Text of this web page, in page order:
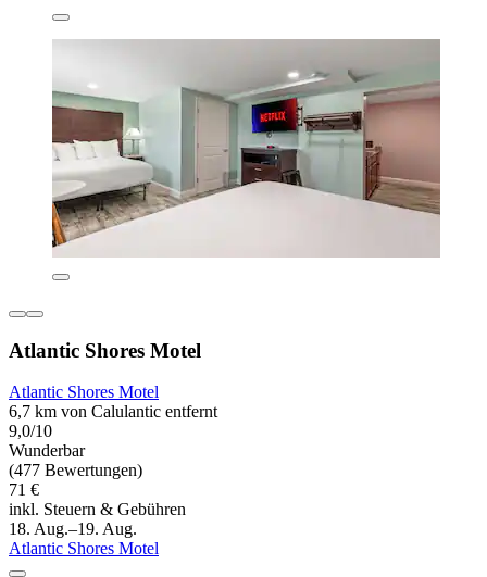
Atlantic Shores Motel
Atlantic Shores Motel
6,7 km von Calulantic entfernt
9,0/10
Wunderbar
(477 Bewertungen)
71 €
inkl. Steuern & Gebühren
18. Aug.–19. Aug.
Atlantic Shores Motel